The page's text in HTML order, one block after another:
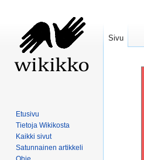
Sivu
Etusivu
Tietoja Wikikosta
Kaikki sivut
Satunnainen artikkeli